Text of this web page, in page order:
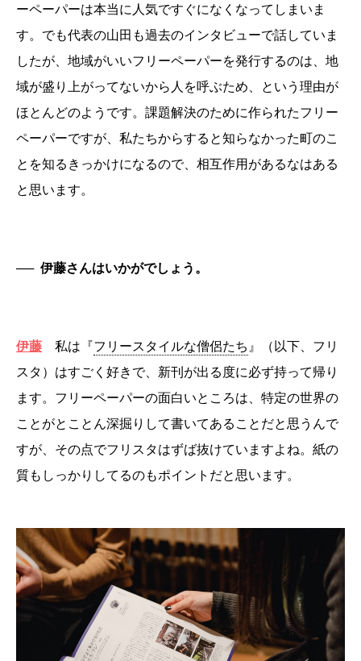
ーペーパーは本当に人気ですぐになくなってしまいま
す。でも代表の山田も過去のインタビューで話していま
したが、地域がいいフリーペーパーを発行するのは、地
域が盛り上がってないから人を呼ぶため、という理由が
ほとんどのようです。課題解決のために作られたフリー
ペーパーですが、私たちからすると知らなかった町のこ
とを知るきっかけになるので、相互作用があるなはある
と思います。
── 伊藤さんはいかがでしょう。
伊藤 私は『フリースタイルな僧侶たち』（以下、フリ
スタ）はすごく好きで、新刊が出る度に必ず持って帰り
ます。フリーペーパーの面白いところは、特定の世界の
ことがとことん深掘りして書いてあることだと思うんで
すが、その点でフリスタはずば抜けていますよね。紙の
質もしっかりしてるのもポイントだと思います。